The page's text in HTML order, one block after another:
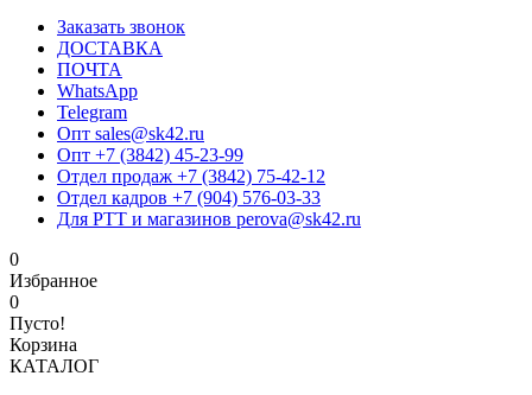
Заказать звонок
ДОСТАВКА
ПОЧТА
WhatsApp
Telegram
Опт sales@sk42.ru
Опт +7 (3842) 45-23-99
Отдел продаж +7 (3842) 75-42-12
Отдел кадров +7 (904) 576-03-33
Для РТТ и магазинов perova@sk42.ru
0
Избранное
0
Пусто!
Корзина
КАТАЛОГ